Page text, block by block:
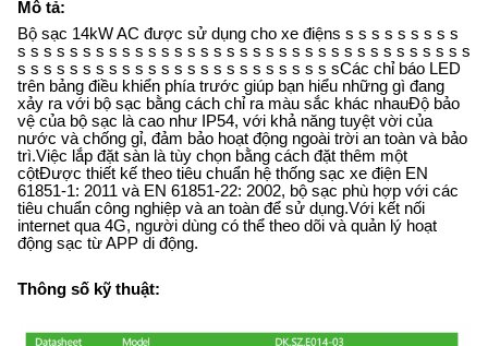
Mô tả:
Bộ sạc 14kW AC được sử dụng cho xe điệns s s s s s s s s s
s s s s s s s s s s s s s s s s s s s s s s s s s s s s s s s s s s s
s s s s s s s s s s s s s s s s s s s s s s s s sCác chỉ báo LED
trên bảng điều khiển phía trước giúp bạn hiểu những gì đang
xảy ra với bộ sạc bằng cách chỉ ra màu sắc khác nhauĐộ bảo
vệ của bộ sạc là cao như IP54, với khả năng tuyệt vời của
nước và chống gỉ, đảm bảo hoạt động ngoài trời an toàn và bảo
trì.Việc lắp đặt sàn là tùy chọn bằng cách đặt thêm một
cộtĐược thiết kế theo tiêu chuẩn hệ thống sạc xe điện EN
61851-1: 2011 và EN 61851-22: 2002, bộ sạc phù hợp với các
tiêu chuẩn công nghiệp và an toàn để sử dụng.Với kết nối
internet qua 4G, người dùng có thể theo dõi và quản lý hoạt
động sạc từ APP di động.
Thông số kỹ thuật: